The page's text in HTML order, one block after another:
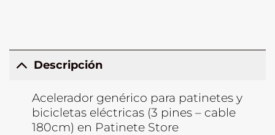
Descripción
Acelerador genérico para patinetes y
bicicletas eléctricas (3 pines – cable
180cm) en Patinete Store